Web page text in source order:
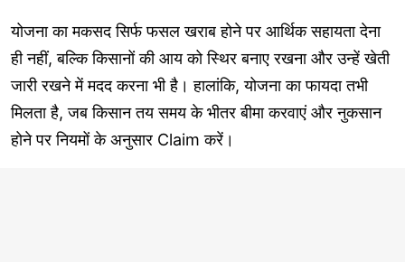
योजना का मकसद सिर्फ फसल खराब होने पर आर्थिक सहायता देना
ही नहीं, बल्कि किसानों की आय को स्थिर बनाए रखना और उन्हें खेती
जारी रखने में मदद करना भी है। हालांकि, योजना का फायदा तभी
मिलता है, जब किसान तय समय के भीतर बीमा करवाएं और नुकसान
होने पर नियमों के अनुसार Claim करें।